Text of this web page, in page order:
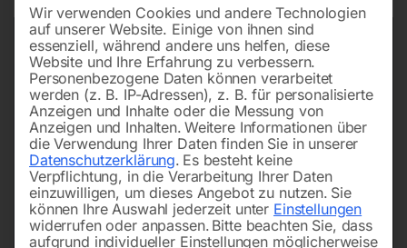
Wir verwenden Cookies und andere Technologien
auf unserer Website. Einige von ihnen sind
essenziell, während andere uns helfen, diese
Website und Ihre Erfahrung zu verbessern.
Personenbezogene Daten können verarbeitet
werden (z. B. IP-Adressen), z. B. für personalisierte
Anzeigen und Inhalte oder die Messung von
Anzeigen und Inhalten. Weitere Informationen über
die Verwendung Ihrer Daten finden Sie in unserer
Datenschutzerklärung. Es besteht keine
Verpflichtung, in die Verarbeitung Ihrer Daten
einzuwilligen, um dieses Angebot zu nutzen. Sie
können Ihre Auswahl jederzeit unter Einstellungen
widerrufen oder anpassen. Bitte beachten Sie, dass
aufgrund individueller Einstellungen möglicherweise